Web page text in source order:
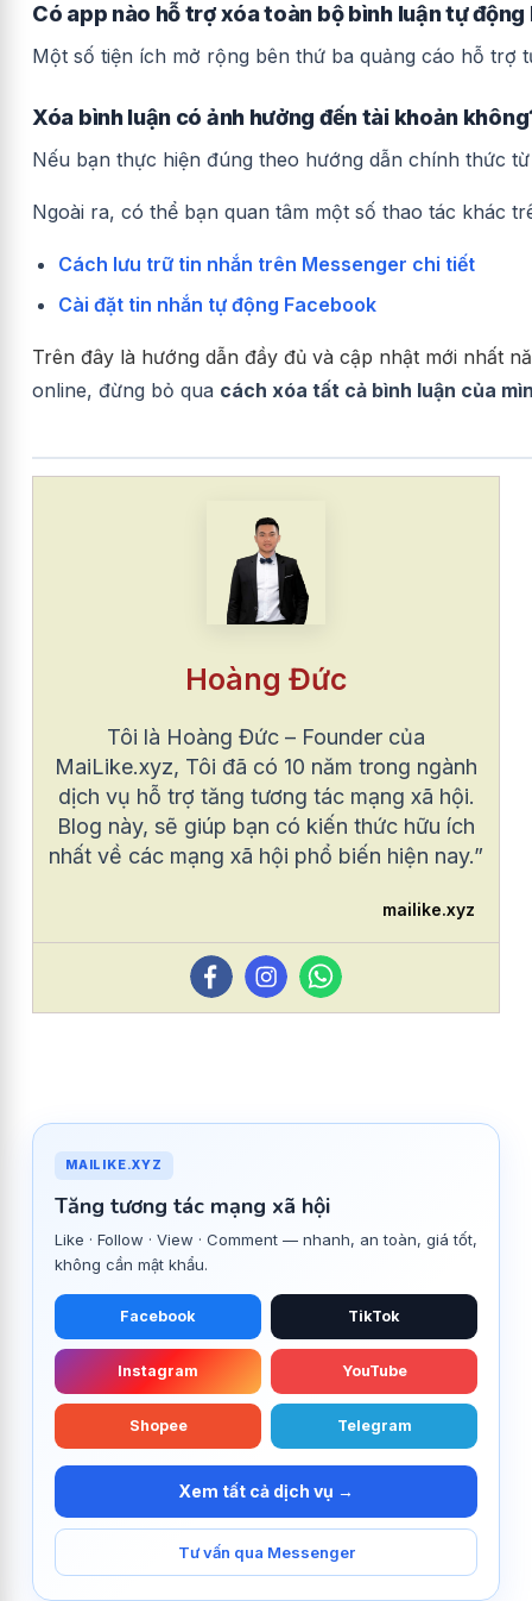
Có app nào hỗ trợ xóa toàn bộ bình luận tự động
Một số tiện ích mở rộng bên thứ ba quảng cáo hỗ trợ
Xóa bình luận có ảnh hưởng đến tài khoản
Nếu bạn thực hiện đúng theo hướng dẫn chính thức
Ngoài ra, có thể bạn quan tâm một số thao tác khác
Cách lưu trữ tin nhắn trên Messenger chi tiết
Cài đặt tin nhắn tự động Facebook
Trên đây là hướng dẫn đầy đủ và cập nhật mới nhất
online, đừng bỏ qua cách xóa tất cả bình luận của
Hoàng Đức
Tôi là Hoàng Đức – Founder của
MaiLike.xyz, Tôi đã có 10 năm trong ngành
dịch vụ hỗ trợ tăng tương tác mạng xã hội.
Blog này, sẽ giúp bạn có kiến thức hữu ích
nhất về các mạng xã hội phổ biến hiện nay.”
mailike.xyz
MAILIKE.XYZ
Tăng tương tác mạng xã hội
Like · Follow · View · Comment — nhanh, an toàn, giá tốt,
không cần mật khẩu.
Facebook TikTok
Instagram YouTube
Shopee Telegram
Xem tất cả dịch vụ →
Tư vấn qua Messenger